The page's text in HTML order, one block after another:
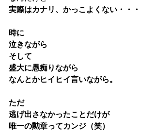
実際はカナリ、かっこよくない・・・
時に
泣きながら
そして
盛大に愚痴りながら
なんとかヒイヒイ言いながら。
ただ
逃げ出さなかったことだけが
唯一の勲章ってカンジ（笑）